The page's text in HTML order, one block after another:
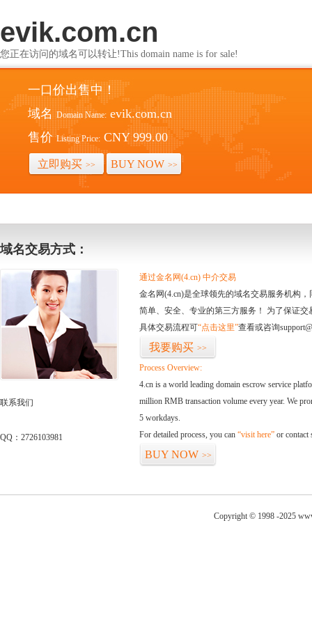
evik.com.cn
您正在访问的域名可以转让!This domain name is for sale!
一口价出售中！
域名 Domain Name: evik.com.cn
售价 Listing Price: CNY 999.00
立即购买 >> BUY NOW >>
域名交易方式：
联系我们
QQ：2726103981
通过金名网(4.cn) 中介交易
金名网(4.cn)是全球领先的域名交易服务机构
简单、安全、专业的第三方服务！ 为了保证
具体交易流程可“点击这里”查看或咨询
我要购买 >>
Process Overview:
4.cn is a world leading domain escrow service
million RMB transaction volume every year. We
5 workdays.
For detailed process, you can “visit here” or contact
BUY NOW >>
Copyright © 1998 -2025